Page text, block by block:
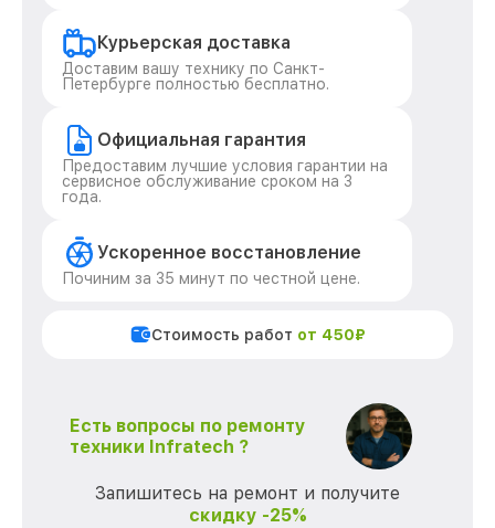
Курьерская доставка
Доставим вашу технику по Санкт-
Петербурге полностью бесплатно.
Официальная гарантия
Предоставим лучшие условия гарантии на
сервисное обслуживание сроком на 3
года.
Ускоренное восстановление
Починим за 35 минут по честной цене.
Стоимость работ от 450₽
Есть вопросы по ремонту
техники Infratech ?
Запишитесь на ремонт и получите
скидку -25%